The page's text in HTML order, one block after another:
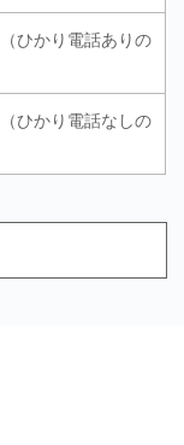
（ひかり電話ありの
（ひかり電話なしの